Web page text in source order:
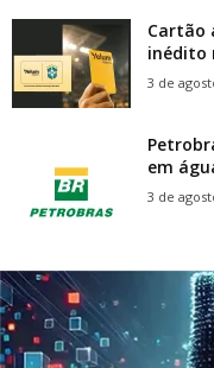
Cartão
inédito
3 de
em
3 de